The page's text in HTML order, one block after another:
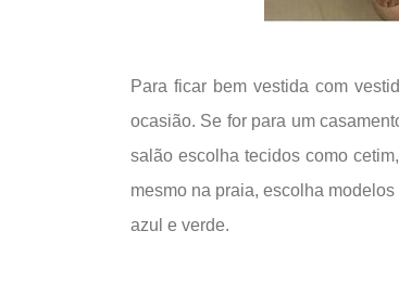
Para ficar bem vestida com
ocasião. Se for para um
salão escolha tecidos como
mesmo na praia, escolha
azul e verde.